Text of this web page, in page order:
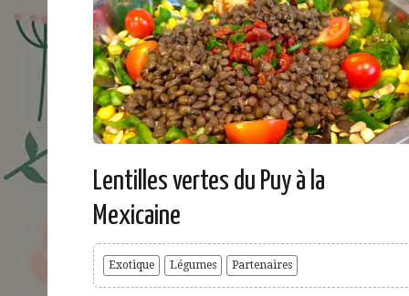
Lentilles vertes du Puy à la
Mexicaine
Exotique Légumes Partenaires